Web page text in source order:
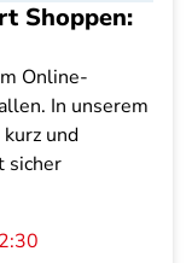
Shoppen:
Online-
In unserem
und
sicher